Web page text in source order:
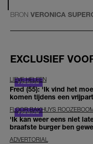
BRON VERONICA
EXCLUSIEF
LIEVE HELEEN
Fred (55): 'Ik vind het
komen tijdens een
FLOOR BAKHUYS
'Ik kan weer eens niet
braafste burger ben
ADVERTORIAL